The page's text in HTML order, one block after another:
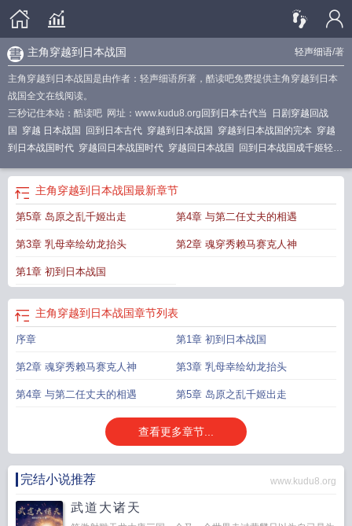
轻声细语/著
主角穿越到日本战国
主角穿越到日本战国是由作者：轻声细语所著，酷读吧免费提供主角穿越到日本
战国全文在线阅读。
三秒记住本站：酷读吧 网址：www.kudu8.org 回到日本古代当
日剧穿越回战
国 穿越 日本战国 回到日本古代 穿越到日本战国 穿越到日本战国的完本 穿越
到日本战国时代 穿越回日本战国时代 穿越回日本战国
回到日本战国成千姬轻声
日本少年穿越回战国 穿越到日本战国的
回日本战国的
日本战国时代日本穿越到战国 回到日本战国时代回到古代日本当主角穿越到
本穿越到日本战国的推荐 回到战国之嫪毐
主角穿越到日本战国最新章节
第5章 岛原之乱千姬出走 第4章 与第二任丈夫的相遇
第3章 乳母幸绘幼龙抬头 第2章 魂穿秀赖马赛克人神
第1章 初到日本战国
主角穿越到日本战国章节列表
序章 第1章 初到日本战国
第2章 魂穿秀赖马赛克人神 第3章 乳母幸绘幼龙抬头
第4章 与第二任丈夫的相遇 第5章 岛原之乱千姬出走
查看更多章节...
完结小说推荐 www.kudu8.org
武道大诸天